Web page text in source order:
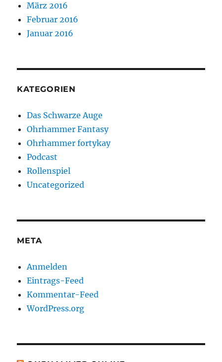
März 2016
Februar 2016
Januar 2016
KATEGORIEN
Das Schwarze Auge
Ohrhammer Fantasy
Ohrhammer fortykay
Podcast
Rollenspiel
Uncategorized
META
Anmelden
Eintrags-Feed
Kommentar-Feed
WordPress.org